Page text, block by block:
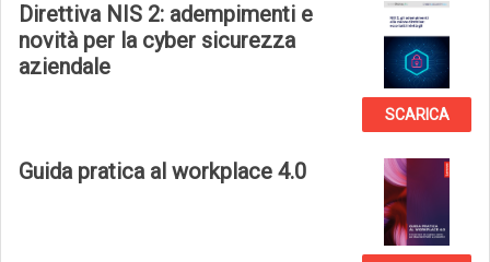
Direttiva NIS 2: adempimenti e
novità per la cyber sicurezza
aziendale
SCARICA
Guida pratica al workplace 4.0